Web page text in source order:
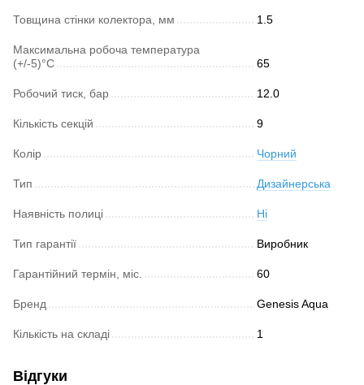
Товщина стінки колектора, мм 1.5
Максимальна робоча температура
(+/-5)°C
65
Робочий тиск, бар 12.0
Кількість секцій 9
Колір Чорний
Тип Дизайнерська
Наявність полиці Ні
Тип гарантії Виробник
Гарантійний термін, міс. 60
Бренд Genesis Aqua
Кількість на складі 1
Відгуки